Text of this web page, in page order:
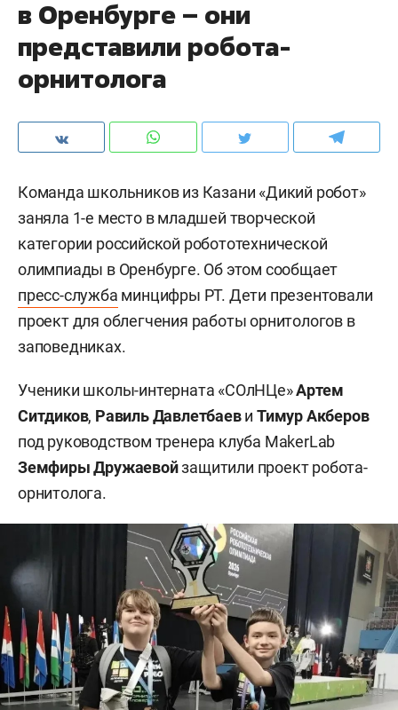
в Оренбурге – они
представили робота-
орнитолога
Команда школьников из Казани «Дикий робот»
заняла 1-е место в младшей творческой
категории российской робототехнической
олимпиады в Оренбурге. Об этом сообщает
пресс-служба минцифры РТ. Дети презентовали
проект для облегчения работы орнитологов в
заповедниках.
Ученики школы-интерната «СОлНЦе»Артем
Ситдиков, Равиль ДавлетбаевиТимур Акберов
под руководством тренера клуба MakerLab
Земфиры Дружаевойзащитили проект робота-
орнитолога.